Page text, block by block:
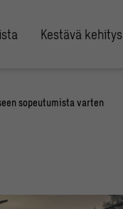
Kestävä kehitys
sopeutumista varten